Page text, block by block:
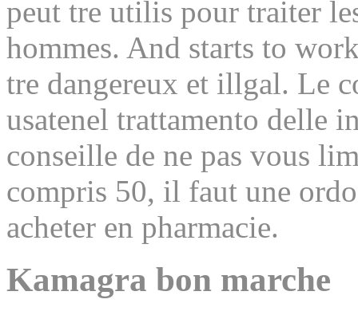
peut tre utilis pour traiter
hommes. And starts to
tre dangereux et illgal. Le
usatenel trattamento delle
conseille de ne pas vous
compris 50, il faut une
acheter en pharmacie.
Kamagra bon marche